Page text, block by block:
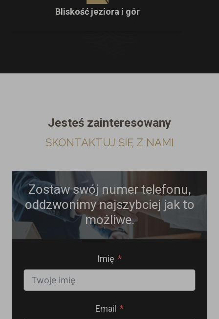
Bliskość jeziora i gór
Jesteś zainteresowany
SKONTAKTUJ SIĘ Z NAMI
Zostaw swój numer telefonu,
oddzwonimy najszybciej jak to
możliwe.
Imię
Email